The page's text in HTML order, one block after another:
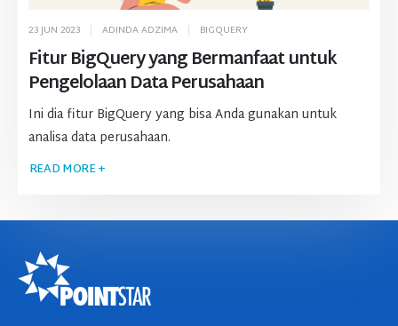
Fitur BigQuery yang Bermanfaat untuk
Pengelolaan Data Perusahaan
23 JUN 2023 ADINDA ADZIMA BIGQUERY
Ini dia fitur BigQuery yang bisa Anda gunakan untuk
analisa data perusahaan.
READ MORE +